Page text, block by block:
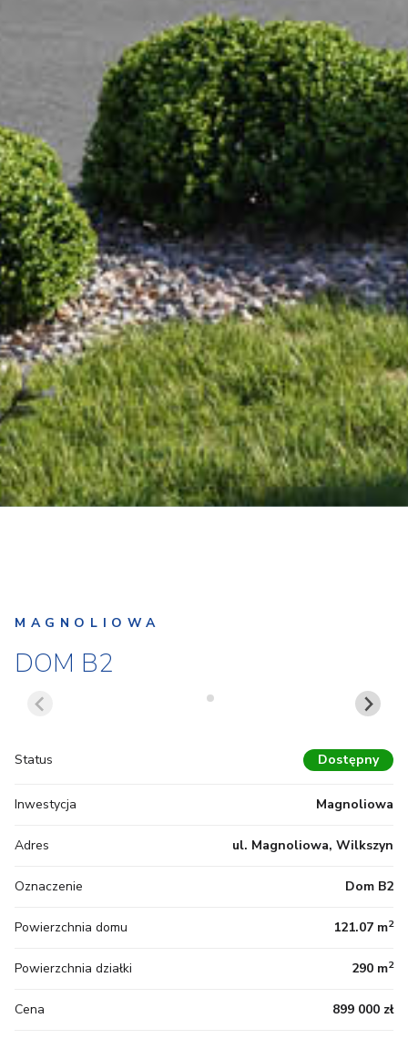
MAGNOLIOWA
DOM B2
Status Dostępny
Inwestycja Magnoliowa
Adres ul. Magnoliowa, Wilkszyn
Oznaczenie Dom B2
Powierzchnia domu 121.07 m2
Powierzchnia działki 290 m2
Cena 899 000 zł